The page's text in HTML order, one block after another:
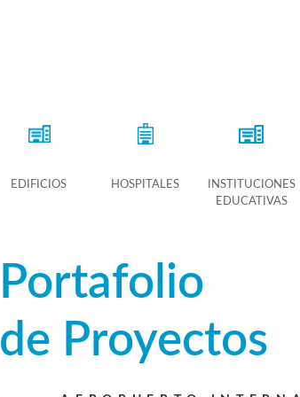
EDIFICIOS HOSPITALES
INSTITUCIONES
EDUCATIVAS
Portafolio
de Proyectos